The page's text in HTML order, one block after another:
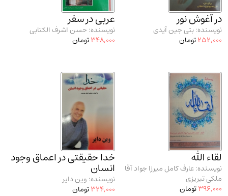
دانشگاه پیامـ نور
در آغوش نور
نویسنده: بتی جین آیدی
252,000تومان
عربی در سفر
نویسنده: حسن اشرف الکتابی
348,000تومان
لقاء الله
نویسنده: عارف کامل میرزا جواد آقا
ملکی تبریزی
396,000تومان
خدا حقیقتی در اعماق وجود
انسان
نویسنده: وین دایر
324,000تومان